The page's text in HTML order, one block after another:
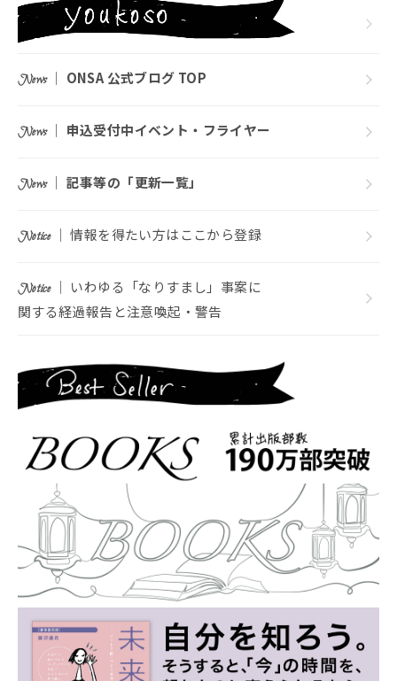
News ｜ ONSA 公式ブログ TOP
News ｜ 申込受付中イベント・フライヤー
News ｜ 記事等の「更新一覧」
Notice｜ 情報を得たい方はここから登録
Notice｜ いわゆる「なりすまし」事案に
関する経過報告と注意喚起・警告